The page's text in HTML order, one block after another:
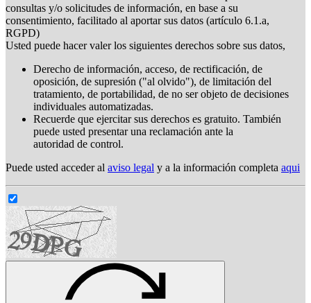
consultas y/o solicitudes de información, en base a su
consentimiento, facilitado al aportar sus datos (artículo 6.1.a,
RGPD)
Usted puede hacer valer los siguientes derechos sobre sus datos,
Derecho de información, acceso, de rectificación, de
oposición, de supresión ("al olvido"), de limitación del
tratamiento, de portabilidad, de no ser objeto de decisiones
individuales automatizadas.
Recuerde que ejercitar sus derechos es gratuito. También
puede usted presentar una reclamación ante la
autoridad de control.
Puede usted acceder al aviso legal y a la información completa aqui